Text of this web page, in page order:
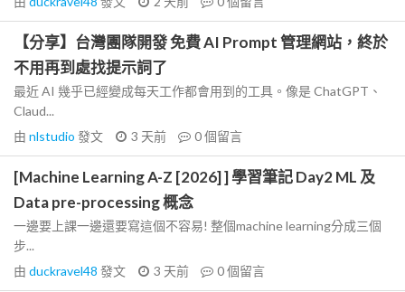
【分享】台灣團隊開發 免費 AI Prompt 管理網站，終於
不用再到處找提示詞了
最近 AI 幾乎已經變成每天工作都會用到的工具。像是 ChatGPT、
Claud...
由 nlstudio 發文 3 天前 0個留言
[Machine Learning A-Z [2026] ] 學習筆記 Day2 ML 及
Data pre-processing 概念
一邊要上課一邊還要寫這個不容易! 整個machine learning分成三個
步...
由 duckravel48 發文 3 天前 0個留言